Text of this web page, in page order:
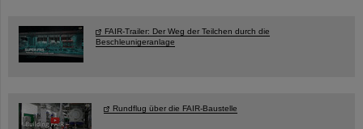
FAIR-Trailer: Der Weg der Teilchen durch die
Beschleunigeranlage
Rundflug über die FAIR-Baustelle